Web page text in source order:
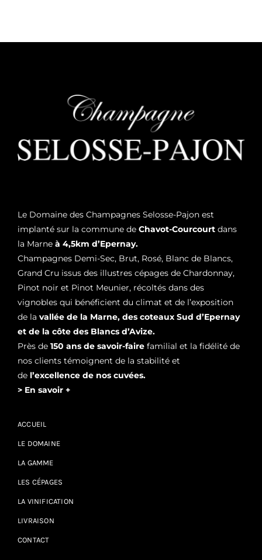
Le Domaine des Champagnes Selosse-Pajon est
implanté sur la commune de Chavot-Courcourtdans
la Marne à 4,5km d’Epernay.
Champagnes Demi-Sec, Brut, Rosé, Blanc de Blancs,
Grand Cru issus des illustres cépages de Chardonnay,
Pinot noir et Pinot Meunier, récoltés dans des
vignobles qui bénéficient du climat et de l’exposition
de la vallée de la Marne, des coteaux Sud d’Epernay
et de la côte des Blancs d’Avize.
Près de 150 ans de savoir-fairefamilial et la fidélité de
nos clients témoignent de la stabilité et
de l’excellence de nos cuvées.
> En savoir +
ACCUEIL
LE DOMAINE
LA GAMME
LES CÉPAGES
LA VINIFICATION
LIVRAISON
CONTACT